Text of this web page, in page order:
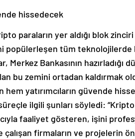
hissedecek
paraların yer aldığı blok
popülerleşen tüm
Merkez Bankasının hazırladığı
bu zemini ortadan kaldırmak
hem yatırımcıların güvende
ilgili şunları söyledi:
faaliyet gösteren, işini
firmaların ve projelerin